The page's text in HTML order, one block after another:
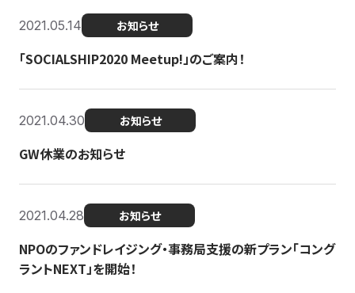
2021.05.14 お知らせ
「SOCIALSHIP2020 Meetup!」のご案内！
2021.04.30 お知らせ
GW休業のお知らせ
2021.04.28 お知らせ
NPOのファンドレイジング・事務局支援の新プラン「コング
ラントNEXT」を開始！